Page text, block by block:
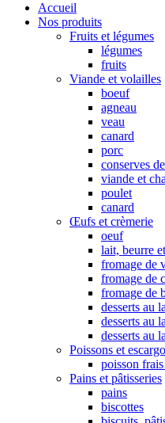
Accueil
Nos produits
Fruits et légumes
légumes
fruits
Viande et volailles
boeuf
agneau
veau
canard
porc
conserves
viande et
poulet
canard
Œufs et crèmerie
oeuf
lait, beurre
fromage de
fromage de
fromage de
desserts au
desserts au
desserts au
Poissons et
poisson
Pains et pâtisseries
pains
biscottes